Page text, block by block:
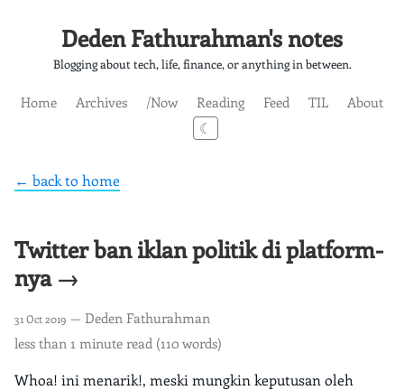
Deden Fathurahman's notes
Blogging about tech, life, finance, or anything in between.
Home Archives /Now Reading Feed TIL
About
☾
← back to home
Twitter ban iklan politik di platform-
nya →
31 Oct 2019 — Deden Fathurahman
less than 1 minute read (110 words)
Whoa! ini menarik!, meski mungkin keputusan oleh